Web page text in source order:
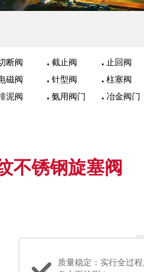
断阀 截止阀 止回阀
磁阀 针型阀 柱塞阀
泥阀 氨用阀门 冶金阀门
不锈钢旋塞阀
质量稳定：实行全过